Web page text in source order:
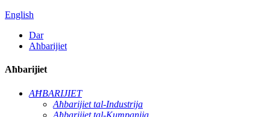
English
Dar
Aħbarijiet
Aħbarijiet
AĦBARIJIET
Aħbarijiet tal-Industrija
Aħbarijiet tal-Kumpanija